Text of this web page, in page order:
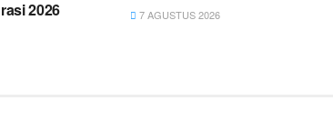
2026
7 AGUSTUS 2026